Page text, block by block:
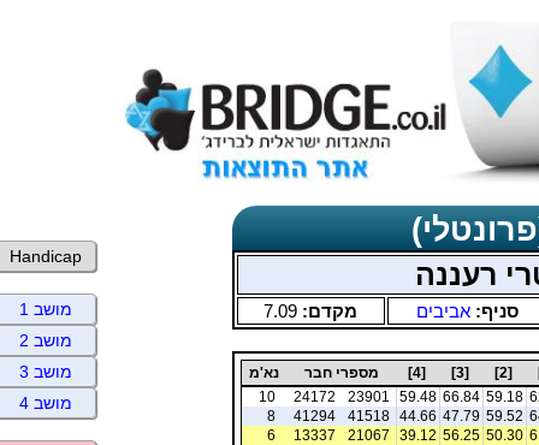
רעננה
סניף:אביבים מקדם: 7.09
[2]
[3]
[4] מספרי חבר
נא'מ
59.18
66.84
59.48
23901
24172
10
59.52
47.79
44.66
41518
41294
8
50.30
56.25
39.12
21067
13337
6
Handicap
מושב 1
מושב 2
מושב 3
מושב 4